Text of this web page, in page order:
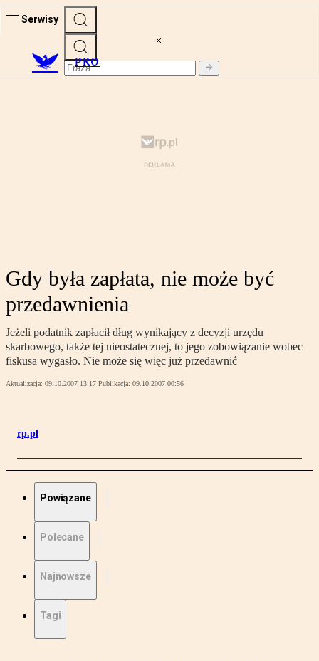
Serwisy
PRO
Gdy była zapłata, nie może być
przedawnienia
Jeżeli podatnik zapłacił dług wynikający z decyzji urzędu
skarbowego, także tej nieostatecznej, to jego zobowiązanie wobec
fiskusa wygasło. Nie może się więc już przedawnić
Aktualizacja: 09.10.2007 13:17 Publikacja: 09.10.2007 00:56
rp.pl
Powiązane
Polecane
Najnowsze
Tagi